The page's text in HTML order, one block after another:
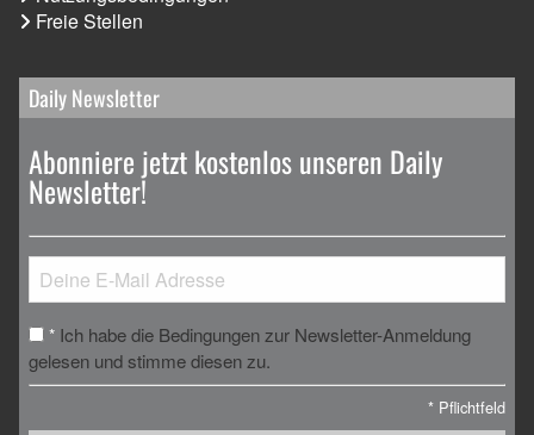
Freie Stellen
Daily Newsletter
Abonniere jetzt kostenlos unseren Daily
Newsletter!
* Ich habe die Bedingungen zur Newsletter-Anmeldung
gelesen und stimme diesen zu.
* Pflichtfeld